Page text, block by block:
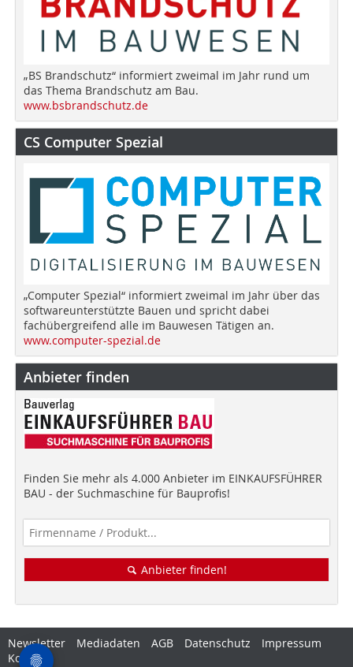
„BS Brandschutz“ informiert zweimal im Jahr rund um
das Thema Brandschutz am Bau.
www.bsbrandschutz.de
CS Computer Spezial
„Computer Spezial“ informiert zweimal im Jahr über das
softwareunterstützte Bauen und spricht dabei
fachübergreifend alle im Bauwesen Tätigen an.
www.computer-spezial.de
Anbieter finden
Finden Sie mehr als 4.000 Anbieter im EINKAUFSFÜHRER
BAU - der Suchmaschine für Bauprofis!
Anbieter finden!
Newsletter Mediadaten AGB Datenschutz
Impressum
Kontakt